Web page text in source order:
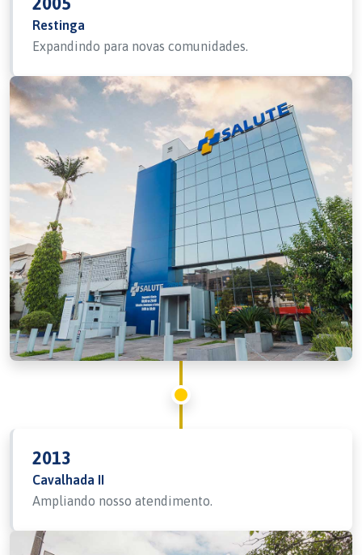
Restinga
Expandindo para novas comunidades.
2013
Cavalhada II
Ampliando nosso atendimento.